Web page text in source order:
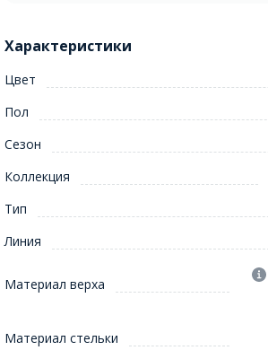
Характеристики
Цвет
Пол
Сезон
Коллекция
Тип
Линия
Материал верха
Материал стельки